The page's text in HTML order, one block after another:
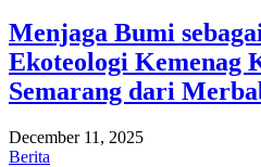
Menjaga Bumi
Ekoteologi Kemenag
Semarang dari
December 11, 2025
Berita